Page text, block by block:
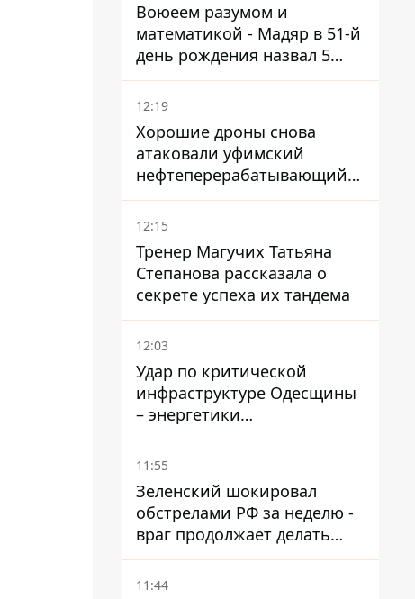
Воюеем разумом и
математикой - Мадяр в 51-й
день рождения назвал 5
условий поражения РФ
12:19
Хорошие дроны снова
атаковали уфимский
нефтеперерабатывающий
кластер – один упал на
недострой
12:15
Тренер Магучих Татьяна
Степанова рассказала о
секрете успеха их тандема
12:03
Удар по критической
инфраструктуре Одесщины
– энергетики
восстанавливают свет
11:55
Зеленский шокировал
обстрелами РФ за неделю -
враг продолжает делать
ставку на баллистический
террор
11:44